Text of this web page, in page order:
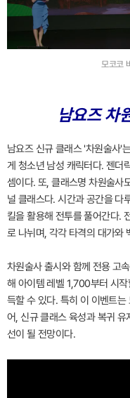
모코코
남요즈 차
남요즈 신규 클래스 '차원술사'
게 청소년 남성 캐릭터다. 젠더
셈이다. 또, 클래스명 차원술사
널 클래스다. 시간과 공간을 다
킬을 활용해 전투를 풀어간다.
로 나뉘며, 각각 타격의 대가와
차원술사 출시와 함께 전용 고
해 아이템 레벨 1,700부터 시
득할 수 있다. 특히 이 이벤트
어, 신규 클래스 육성과 복귀
선이 될 전망이다.